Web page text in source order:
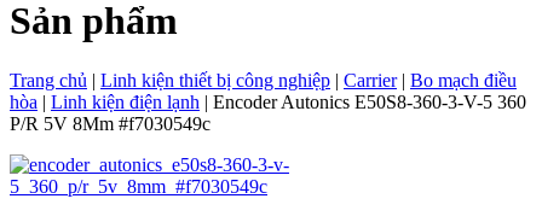
Sản phẩm
Trang chủ | Linh kiện thiết bị công nghiệp | Carrier| Bo mạch điều
hòa | Linh kiện điện lạnh | Encoder Autonics E50S8-360-3-V-5 360
P/R 5V 8Mm #f7030549c